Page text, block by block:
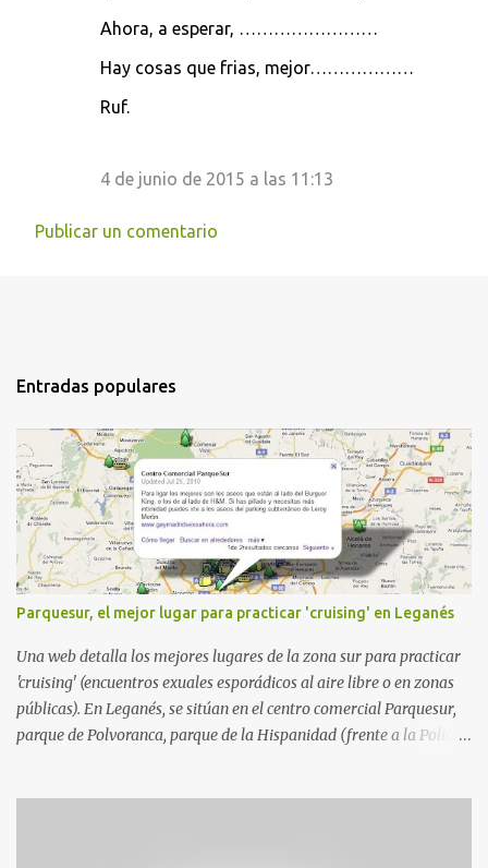
Ahora, a esperar, ……………………
Hay cosas que frias, mejor………………
Ruf.
4 de junio de 2015 a las 11:13
Publicar un comentario
Entradas populares
Parquesur, el mejor lugar para practicar 'cruising' en Leganés
Una web detalla los mejores lugares de la zona sur para practicar
'cruising' (encuentros exuales esporádicos al aire libre o en zonas
públicas). En Leganés, se sitúan en el centro comercial Parquesur,
parque de Polvoranca, parque de la Hispanidad (frente a la Policía